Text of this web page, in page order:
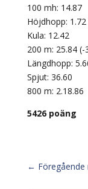
100 mh: 14.87
Höjdhopp:
Kula: 12.42
200 m: 25.84 (-
Längdhopp:
Spjut: 36.60
800 m: 2.18.86
5426 poäng
← Föregående